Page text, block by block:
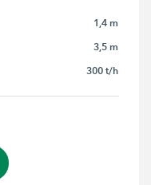
1,4 m
3,5 m
300 t/h